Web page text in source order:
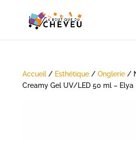
Accueil/ Esthétique/ Onglerie/
Creamy Gel UV/LED 50 ml – Elya